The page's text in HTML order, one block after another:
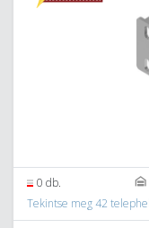
0 db.
Tekintse meg 42